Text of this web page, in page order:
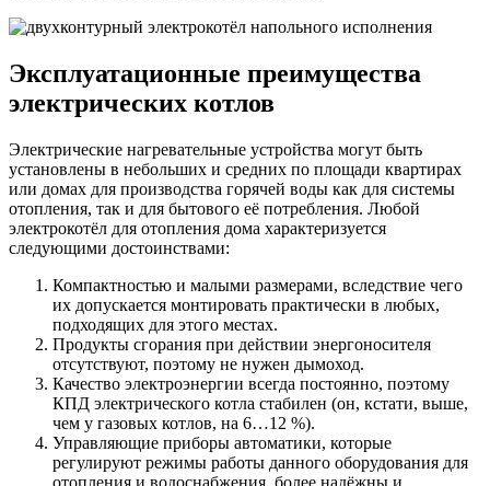
Эксплуатационные преимущества
электрических котлов
Электрические нагревательные устройства могут быть
установлены в небольших и средних по площади квартирах
или домах для производства горячей воды как для системы
отопления, так и для бытового её потребления. Любой
электрокотёл для отопления дома характеризуется
следующими достоинствами:
Компактностью и малыми размерами, вследствие чего
их допускается монтировать практически в любых,
подходящих для этого местах.
Продукты сгорания при действии энергоносителя
отсутствуют, поэтому не нужен дымоход.
Качество электроэнергии всегда постоянно, поэтому
КПД электрического котла стабилен (он, кстати, выше,
чем у газовых котлов, на 6…12 %).
Управляющие приборы автоматики, которые
регулируют режимы работы данного оборудования для
отопления и водоснабжения, более надёжны и